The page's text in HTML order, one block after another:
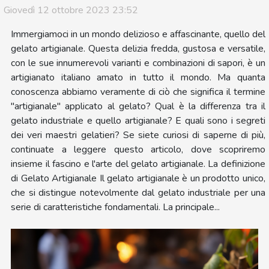
Giovedì 12 ottobre 2023 23:52
Immergiamoci in un mondo delizioso e affascinante, quello del
gelato artigianale. Questa delizia fredda, gustosa e versatile,
con le sue innumerevoli varianti e combinazioni di sapori, è un
artigianato italiano amato in tutto il mondo. Ma quanta
conoscenza abbiamo veramente di ciò che significa il termine
"artigianale" applicato al gelato? Qual è la differenza tra il
gelato industriale e quello artigianale? E quali sono i segreti
dei veri maestri gelatieri? Se siete curiosi di saperne di più,
continuate a leggere questo articolo, dove scopriremo
insieme il fascino e l'arte del gelato artigianale. La definizione
di Gelato Artigianale Il gelato artigianale è un prodotto unico,
che si distingue notevolmente dal gelato industriale per una
serie di caratteristiche fondamentali. La principale...